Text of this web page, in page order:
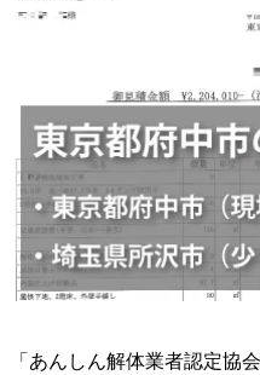
「あんしん解体業者認定協